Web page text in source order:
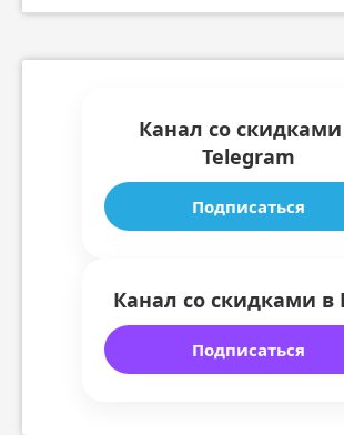
Канал со
Telegram
Подписаться
Канал со скидками в
Подписаться